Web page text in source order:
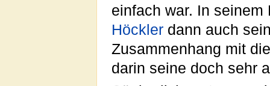
einfach war. In
Höckler dann auch
Zusammenhang mit
darin seine doch sehr